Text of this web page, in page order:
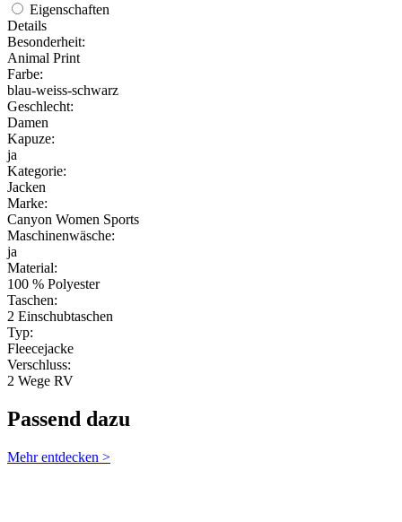
Eigenschaften
Details
Besonderheit:
Animal Print
Farbe:
blau-weiss-schwarz
Geschlecht:
Damen
Kapuze:
ja
Kategorie:
Jacken
Marke:
Canyon Women Sports
Maschinenwäsche:
ja
Material:
100 % Polyester
Taschen:
2 Einschubtaschen
Typ:
Fleecejacke
Verschluss:
2 Wege RV
Passend dazu
Mehr entdecken >